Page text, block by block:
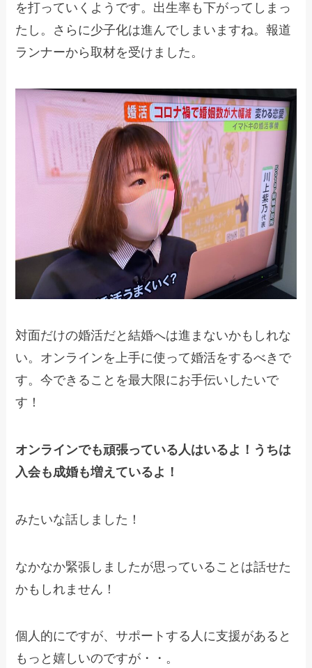
を打っていくようです。出生率も下がってしまっ
たし。さらに少子化は進んでしまいますね。報道
ランナーから取材を受けました。
対面だけの婚活だと結婚へは進まないかもしれな
い。オンラインを上手に使って婚活をするべきで
す。今できることを最大限にお手伝いしたいで
す！
オンラインでも頑張っている人はいるよ！うちは
入会も成婚も増えているよ！
みたいな話しました！
なかなか緊張しましたが思っていることは話せた
かもしれません！
個人的にですが、サポートする人に支援があると
もっと嬉しいのですが・・。